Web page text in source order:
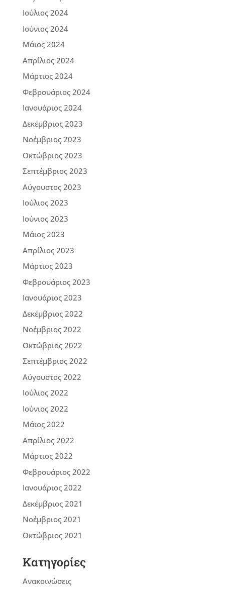
Ιούλιος 2024
Ιούνιος 2024
Μάιος 2024
Απρίλιος 2024
Μάρτιος 2024
Φεβρουάριος 2024
Ιανουάριος 2024
Δεκέμβριος 2023
Νοέμβριος 2023
Οκτώβριος 2023
Σεπτέμβριος 2023
Αύγουστος 2023
Ιούλιος 2023
Ιούνιος 2023
Μάιος 2023
Απρίλιος 2023
Μάρτιος 2023
Φεβρουάριος 2023
Ιανουάριος 2023
Δεκέμβριος 2022
Νοέμβριος 2022
Οκτώβριος 2022
Σεπτέμβριος 2022
Αύγουστος 2022
Ιούλιος 2022
Ιούνιος 2022
Μάιος 2022
Απρίλιος 2022
Μάρτιος 2022
Φεβρουάριος 2022
Ιανουάριος 2022
Δεκέμβριος 2021
Νοέμβριος 2021
Οκτώβριος 2021
Kατηγορίες
Ανακοινώσεις